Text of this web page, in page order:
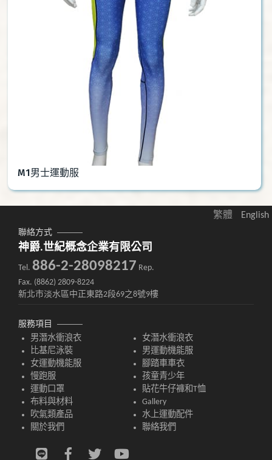
M1男士運動服
繁體 English
聯絡方式
神爵.世紀概念企業有限公司
Tel. 886-2-28098217 Rep.
Fax. (8862) 2809-8224
新北市淡水區中正東路2段69之8號9樓
服務項目
男潛水衝浪衣
女潛水衝浪衣
比基尼泳裝
男運動機能服
女運動機能服
腳踏車車衣
慢跑服
孩童青少年
運動口罩
貼花牛仔褲和T恤
布料與材料
Gallery
吹氣類產品
水上運動配件
關於我們
聯絡我們